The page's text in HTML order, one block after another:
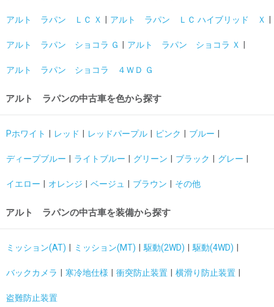
アルト ラパン ＬＣ Ｘ アルト ラパン ＬＣ ハイブリッド Ｘ
アルト ラパン ショコラ Ｇ アルト ラパン ショコラ Ｘ
アルト ラパン ショコラ ４ＷＤ Ｇ
アルト ラパンの中古車を色から探す
Pホワイト レッド レッドパープル ピンク ブルー
ディープブルー ライトブルー グリーン ブラック グレー
イエロー オレンジ ベージュ ブラウン その他
アルト ラパンの中古車を装備から探す
ミッション(AT) ミッション(MT) 駆動(2WD) 駆動(4WD)
バックカメラ 寒冷地仕様 衝突防止装置 横滑り防止装置
盗難防止装置